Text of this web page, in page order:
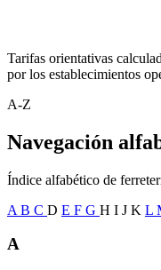
Tarifas orientativas
por los establecimientos
A-Z
Navegación
Índice alfabético de
A B C D E F G H I J K L
A